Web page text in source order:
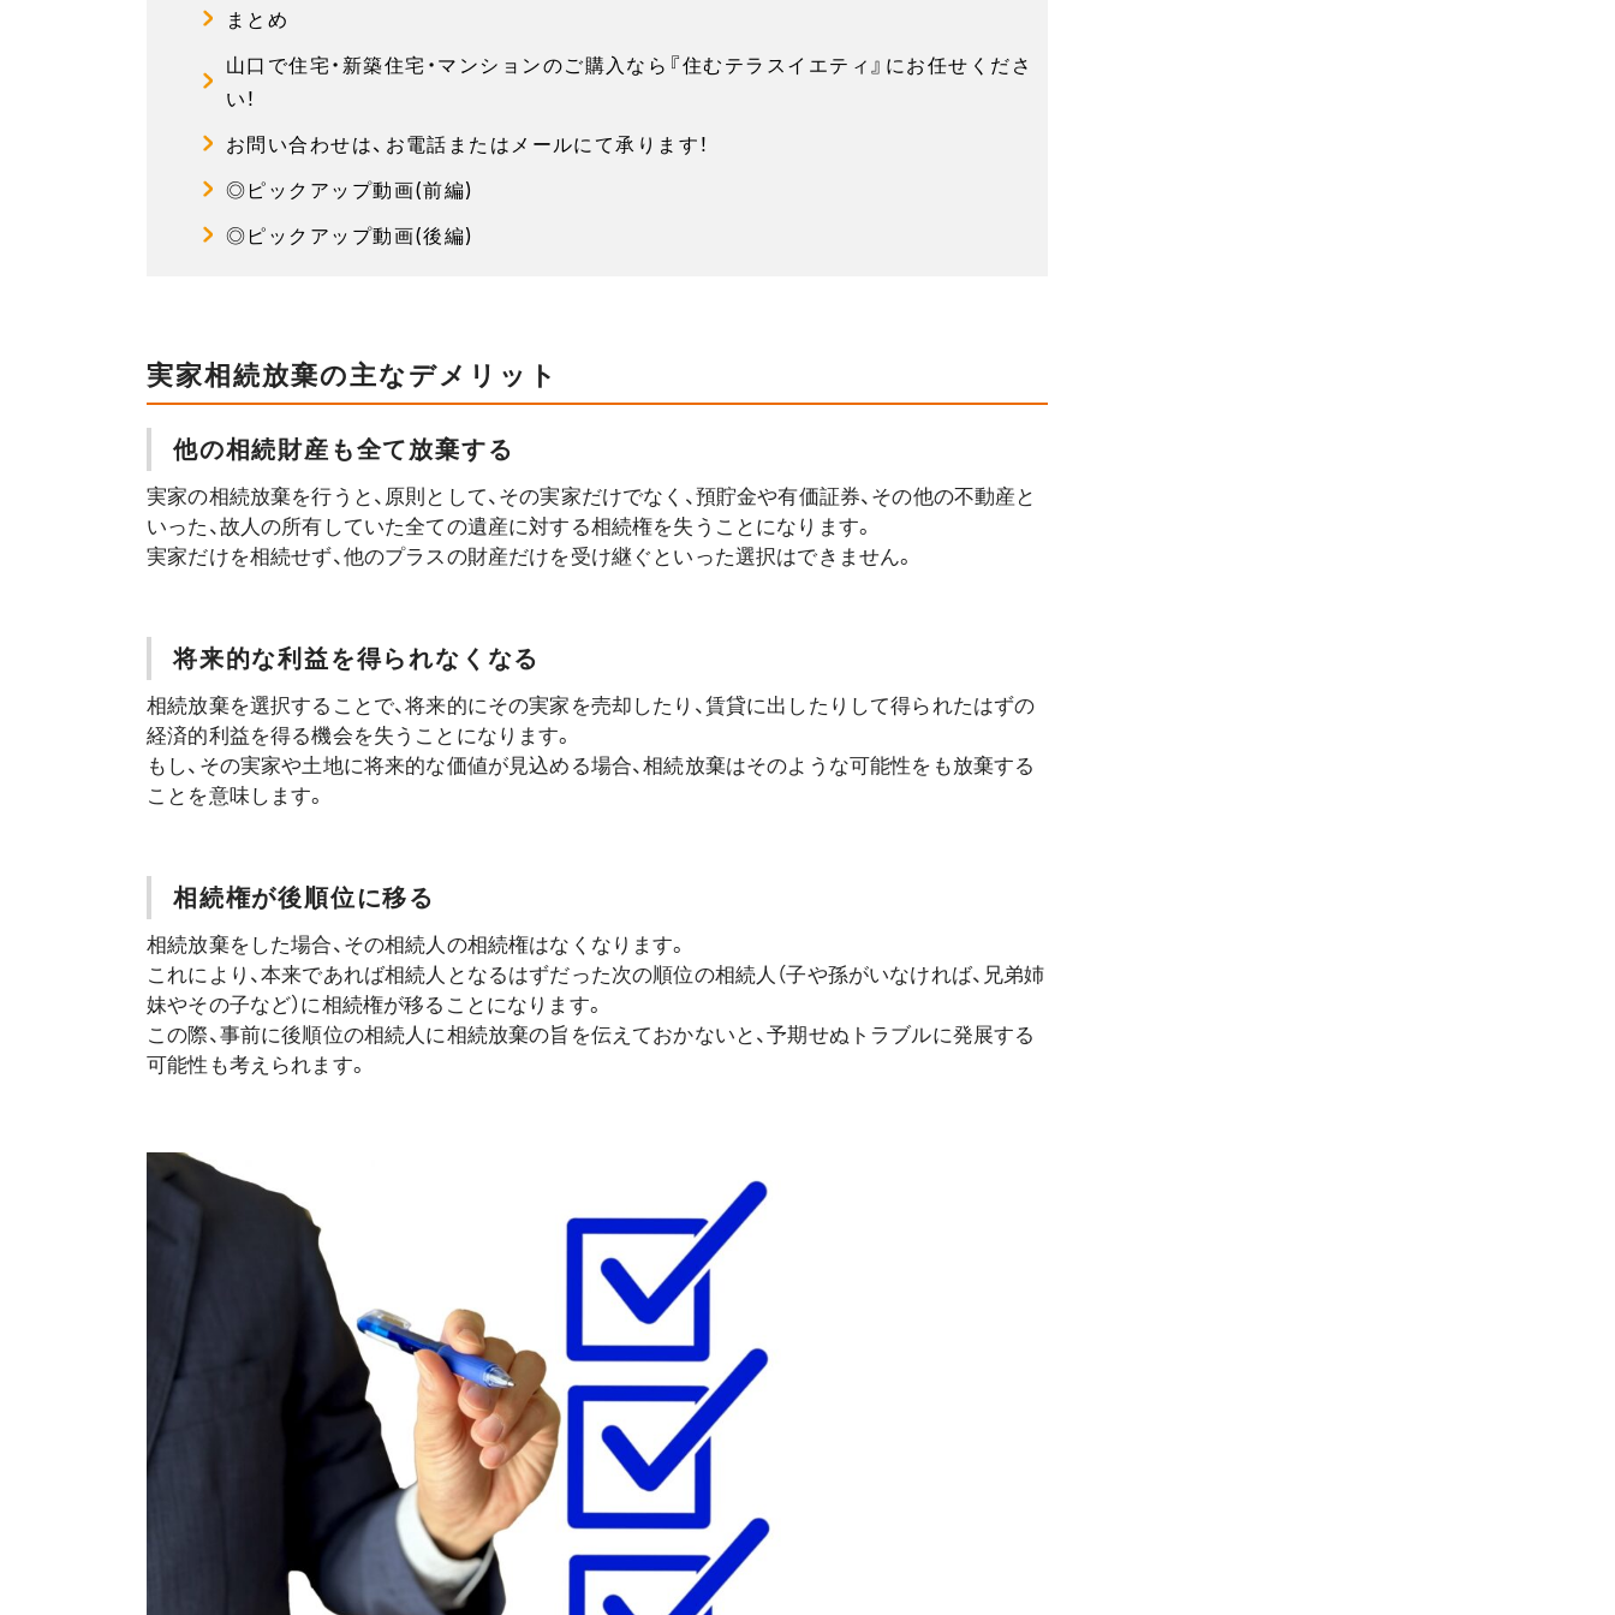
まとめ
山口で住宅・新築住宅・マンションのご購入なら『住むテラスイエティ』にお任せくださ
い！
お問い合わせは、お電話またはメールにて承ります！
◎ピックアップ動画(前編)
◎ピックアップ動画(後編)
実家相続放棄の主なデメリット
他の相続財産も全て放棄する
実家の相続放棄を行うと、原則として、その実家だけでなく、預貯金や有価証券、その他の不動産と
いった、故人の所有していた全ての遺産に対する相続権を失うことになります。
実家だけを相続せず、他のプラスの財産だけを受け継ぐといった選択はできません。
将来的な利益を得られなくなる
相続放棄を選択することで、将来的にその実家を売却したり、賃貸に出したりして得られたはずの
経済的利益を得る機会を失うことになります。
もし、その実家や土地に将来的な価値が見込める場合、相続放棄はそのような可能性をも放棄する
ことを意味します。
相続権が後順位に移る
相続放棄をした場合、その相続人の相続権はなくなります。
これにより、本来であれば相続人となるはずだった次の順位の相続人（子や孫がいなければ、兄弟姉
妹やその子など）に相続権が移ることになります。
この際、事前に後順位の相続人に相続放棄の旨を伝えておかないと、予期せぬトラブルに発展する
可能性も考えられます。